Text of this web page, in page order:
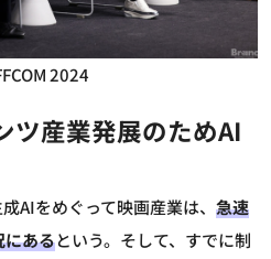
2024
ツ産業発展のためAI
AIをめぐって映画産業は、 急速
にあるという。そして、すでに制